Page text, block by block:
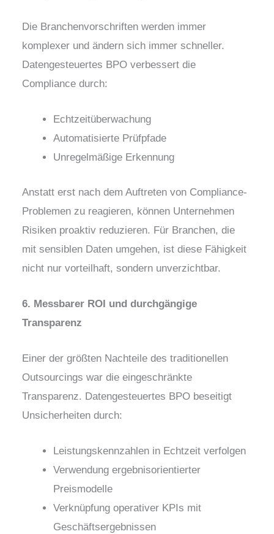
Die Branchenvorschriften werden immer
komplexer und ändern sich immer schneller.
Datengesteuertes BPO verbessert die
Compliance durch:
Echtzeitüberwachung
Automatisierte Prüfpfade
Unregelmäßige Erkennung
Anstatt erst nach dem Auftreten von Compliance-
Problemen zu reagieren, können Unternehmen
Risiken proaktiv reduzieren. Für Branchen, die
mit sensiblen Daten umgehen, ist diese Fähigkeit
nicht nur vorteilhaft, sondern unverzichtbar.
6. Messbarer ROI und durchgängige
Transparenz
Einer der größten Nachteile des traditionellen
Outsourcings war die eingeschränkte
Transparenz. Datengesteuertes BPO beseitigt
Unsicherheiten durch:
Leistungskennzahlen in Echtzeit verfolgen
Verwendung ergebnisorientierter
Preismodelle
Verknüpfung operativer KPIs mit
Geschäftsergebnissen